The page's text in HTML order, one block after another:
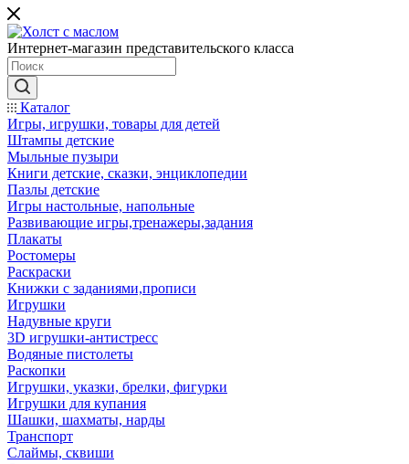
Интернет-магазин представительского класса
Каталог
Игры, игрушки, товары для детей
Штампы детские
Мыльные пузыри
Книги детские, сказки, энциклопедии
Пазлы детские
Игры настольные, напольные
Развивающие игры,тренажеры,задания
Плакаты
Ростомеры
Раскраски
Книжки с заданиями,прописи
Игрушки
Надувные круги
3D игрушки-антистресс
Водяные пистолеты
Раскопки
Игрушки, указки, брелки, фигурки
Игрушки для купания
Шашки, шахматы, нарды
Транспорт
Слаймы, сквиши